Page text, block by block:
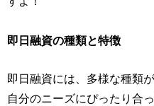
即日融資の種類と特徴
即日融資には、多様な種類が
自分のニーズにぴったり合